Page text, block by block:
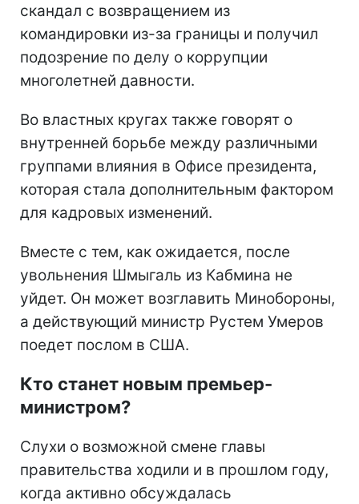
скандал с возвращением из
командировки из-за границы и получил
подозрение по делу о коррупции
многолетней давности.
Во властных кругах также говорят о
внутренней борьбе между различными
группами влияния в Офисе президента,
которая стала дополнительным фактором
для кадровых изменений.
Вместе с тем, как ожидается, после
увольнения Шмыгаль из Кабмина не
уйдет. Он может возглавить Минобороны,
а действующий министр Рустем Умеров
поедет послом в США.
Кто станет новым премьер-
министром?
Слухи о возможной смене главы
правительства ходили и в прошлом году,
когда активно обсуждалась